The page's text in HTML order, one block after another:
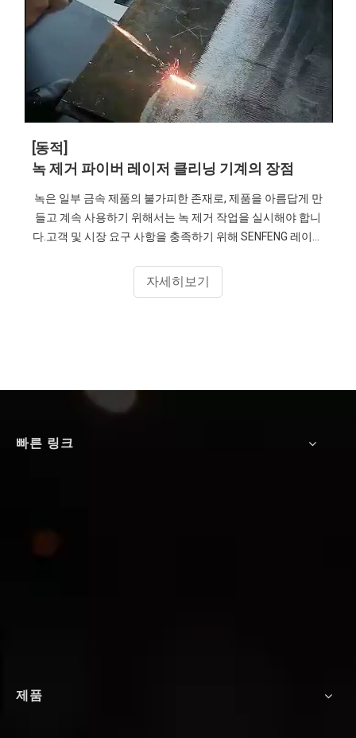
[동적]
녹 제거 파이버 레이저 클리닝 기계의 장점
녹은 일부 금속 제품의 불가피한 존재로, 제품을 아름답게 만
들고 계속 사용하기 위해서는 녹 제거 작업을 실시해야 합니
다.고객 및 시장 요구 사항을 충족하기 위해 SENFENG 레이저
자세히보기
빠른 링크
제품